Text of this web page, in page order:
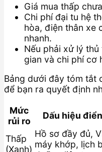
Giá mua thấp
Chi phí đại tu hệ
hòa, điện thân xe
nhanh.
Nếu phải xử lý
gian và chi phí cơ
Bảng dưới đây tóm tắt
để bạn ra quyết định
Mức
rủi ro
Dấu hiệu
Thấp
(Xanh)
Hồ sơ đầy đủ,
máy khớp, lịch